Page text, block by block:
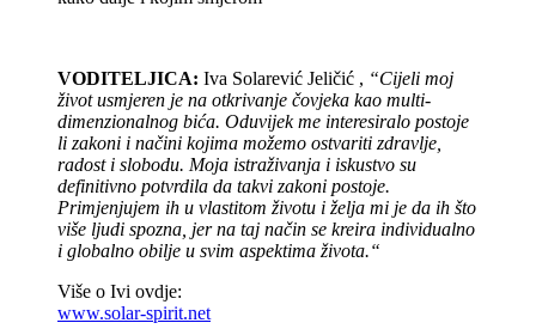
VODITELJICA: Iva Solarević Jeličić , “Cijeli moj
život usmjeren je na otkrivanje čovjeka kao multi-
dimenzionalnog bića. Oduvijek me interesiralo postoje
li zakoni i načini kojima možemo ostvariti zdravlje,
radost i slobodu. Moja istraživanja i iskustvo su
definitivno potvrdila da takvi zakoni postoje.
Primjenjujem ih u vlastitom životu i želja mi je da ih što
više ljudi spozna, jer na taj način se kreira individualno
i globalno obilje u svim aspektima života.“
Više o Ivi ovdje:
www.solar-spirit.net